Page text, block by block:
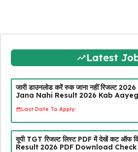
Latest
जारी डाउनलोड करें रुक जाना नहीं रिजल्ट
Jana Nahi Result 2026 Kab
Last Date To Apply:
यूपी TGT रिजल्ट लिस्ट PDF में देखें कट ऑफ
Result 2026 PDF Download